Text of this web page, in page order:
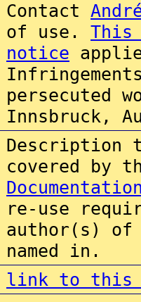
Contact
of use. This
notice
persecuted
Innsbruck,
Description
covered by
re-use
author(s) of
named in.
link to this